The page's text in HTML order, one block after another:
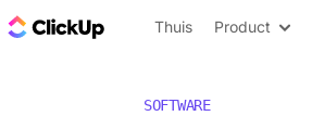
ClickUp Blog
Thuis Product
SOFTWARE